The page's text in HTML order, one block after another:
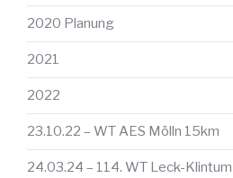
2020 Planung
2021
2022
23.10.22 – WT AES Mölln 15km
24.03.24 – 114. WT Leck-